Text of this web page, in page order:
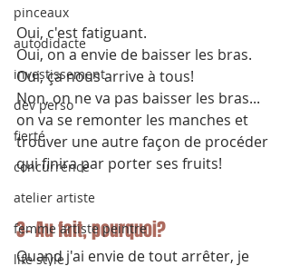
pinceaux
autodidacte
investissement
dev perso
fierté
concurrence
atelier artiste
femme artiste peintre
life style
Oui, c'est fatiguant.
Oui, on a envie de baisser les bras.
Oui, ça nous arrive à tous!
Non, on ne va pas baisser les bras...
on va se remonter les manches et
trouver une autre façon de procéder
qui finira par porter ses fruits!
3- Au fait, pourquoi?
Quand j'ai envie de tout arrêter, je